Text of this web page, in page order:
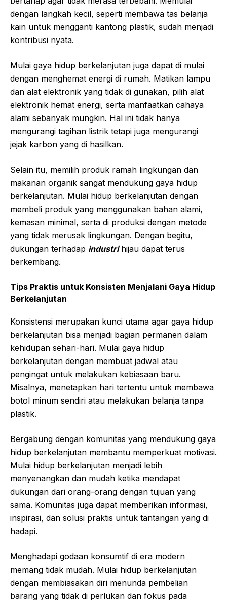
dengan langkah kecil, seperti membawa tas belanja
kain untuk mengganti kantong plastik, sudah menjadi
kontribusi nyata.
Mulai gaya hidup berkelanjutan juga dapat di mulai
dengan menghemat energi di rumah. Matikan lampu
dan alat elektronik yang tidak di gunakan, pilih alat
elektronik hemat energi, serta manfaatkan cahaya
alami sebanyak mungkin. Hal ini tidak hanya
mengurangi tagihan listrik tetapi juga mengurangi
jejak karbon yang di hasilkan.
Selain itu, memilih produk ramah lingkungan dan
makanan organik sangat mendukung gaya hidup
berkelanjutan. Mulai hidup berkelanjutan dengan
membeli produk yang menggunakan bahan alami,
kemasan minimal, serta di produksi dengan metode
yang tidak merusak lingkungan. Dengan begitu,
dukungan terhadap industrihijau dapat terus
berkembang.
Tips Praktis untuk Konsisten Menjalani Gaya Hidup
Berkelanjutan
Konsistensi merupakan kunci utama agar gaya hidup
berkelanjutan bisa menjadi bagian permanen dalam
kehidupan sehari-hari. Mulai gaya hidup
berkelanjutan dengan membuat jadwal atau
pengingat untuk melakukan kebiasaan baru.
Misalnya, menetapkan hari tertentu untuk membawa
botol minum sendiri atau melakukan belanja tanpa
plastik.
Bergabung dengan komunitas yang mendukung gaya
hidup berkelanjutan membantu memperkuat motivasi.
Mulai hidup berkelanjutan menjadi lebih
menyenangkan dan mudah ketika mendapat
dukungan dari orang-orang dengan tujuan yang
sama. Komunitas juga dapat memberikan informasi,
inspirasi, dan solusi praktis untuk tantangan yang di
hadapi.
Menghadapi godaan konsumtif di era modern
memang tidak mudah. Mulai hidup berkelanjutan
dengan membiasakan diri menunda pembelian
barang yang tidak di perlukan dan fokus pada